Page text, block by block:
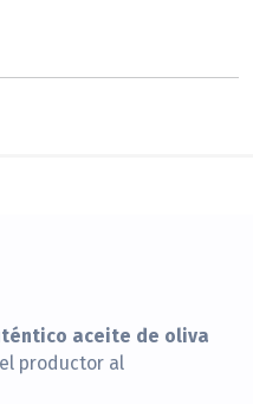
aceite de oliva
productor al